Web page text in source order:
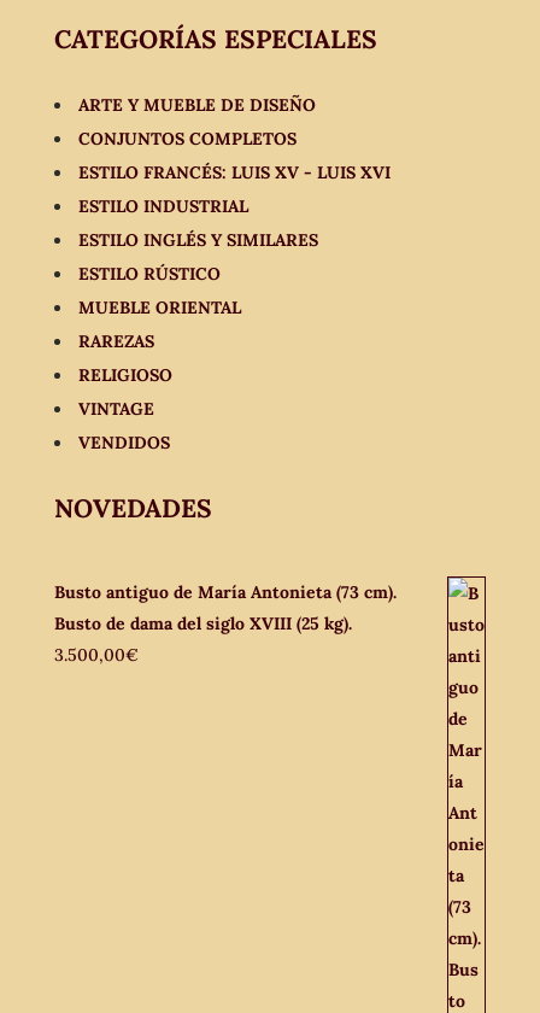
CATEGORÍAS ESPECIALES
ARTE Y MUEBLE DE DISEÑO
CONJUNTOS COMPLETOS
ESTILO FRANCÉS: LUIS XV - LUIS XVI
ESTILO INDUSTRIAL
ESTILO INGLÉS Y SIMILARES
ESTILO RÚSTICO
MUEBLE ORIENTAL
RAREZAS
RELIGIOSO
VINTAGE
VENDIDOS
NOVEDADES
Busto antiguo de María Antonieta (73 cm).
Busto de dama del siglo XVIII (25 kg).
3.500,00€